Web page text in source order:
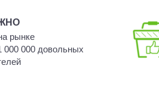
рынке
000 000 довольных